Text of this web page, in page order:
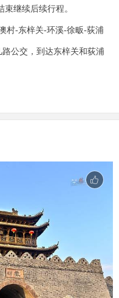
继续后续行程。
村-东梓关-环溪-徐畈-荻浦
公交，到达东梓关和荻浦